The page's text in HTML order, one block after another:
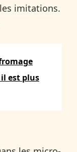
imitations.
est plus